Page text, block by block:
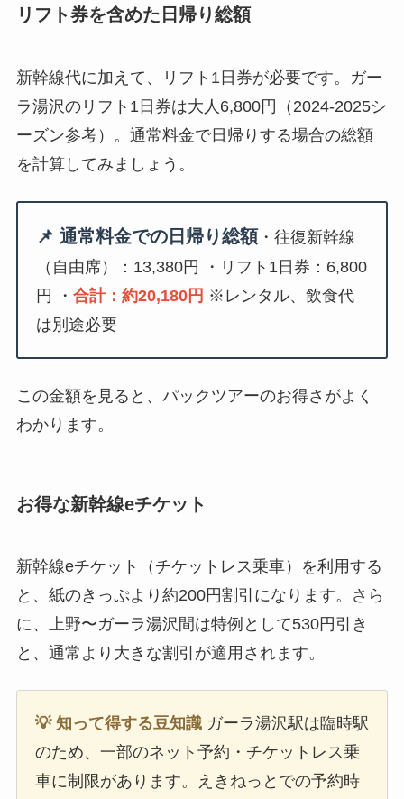
リフト券を含めた日帰り総額
新幹線代に加えて、リフト1日券が必要です。ガー
ラ湯沢のリフト1日券は大人6,800円（2024-2025シ
ーズン参考）。通常料金で日帰りする場合の総額
を計算してみましょう。
📌 通常料金での日帰り総額 ・往復新幹線
（自由席）：13,380円 ・リフト1日券：6,800
円 ・ 合計：約20,180円 ※レンタル、飲食代
は別途必要
この金額を見ると、パックツアーのお得さがよく
わかります。
お得な新幹線eチケット
新幹線eチケット（チケットレス乗車）を利用する
と、紙のきっぷより約200円割引になります。さら
に、上野〜ガーラ湯沢間は特例として530円引き
と、通常より大きな割引が適用されます。
💡 知って得する豆知識ガーラ湯沢駅は臨時駅
のため、一部のネット予約・チケットレス乗
車に制限があります。えきねっとでの予約時